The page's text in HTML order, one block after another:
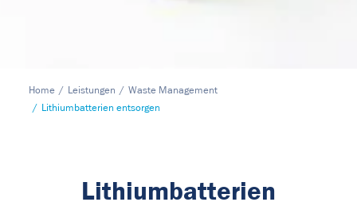
Home Leistungen
Waste Management
Lithiumbatterien entsorgen
Lithiumbatterien